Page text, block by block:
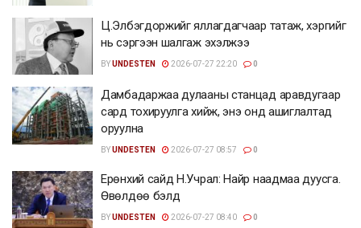
Ц.Элбэгдоржийг яллагдагчаар татаж, хэргийг
нь сэргээн шалгаж эхэлжээ
BYUNDESTEN 2026-07-27 22:20 0
Дамбадаржаа дулааны станцад аравдугаар
сард тохируулга хийж, энэ онд ашиглалтад
оруулна
BYUNDESTEN 2026-07-27 08:57 0
Ерөнхий сайд Н.Учрал: Найр наадмаа дуусга.
Өвөлдөө бэлд
BYUNDESTEN 2026-07-27 08:40 0